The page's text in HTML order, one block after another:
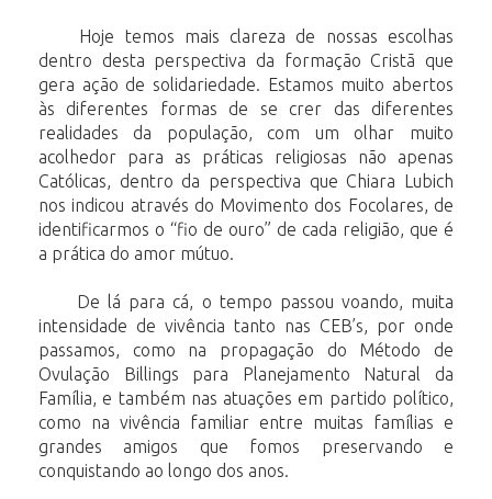
Hoje temos mais clareza de nossas escolhas
dentro desta perspectiva da formação Cristã que
gera ação de solidariedade. Estamos muito abertos
às diferentes formas de se crer das diferentes
realidades da população, com um olhar muito
acolhedor para as práticas religiosas não apenas
Católicas, dentro da perspectiva que Chiara Lubich
nos indicou através do Movimento dos Focolares, de
identificarmos o “fio de ouro” de cada religião, que é
a prática do amor mútuo.
De lá para cá, o tempo passou voando, muita
intensidade de vivência tanto nas CEB’s, por onde
passamos, como na propagação do Método de
Ovulação Billings para Planejamento Natural da
Família, e também nas atuações em partido político,
como na vivência familiar entre muitas famílias e
grandes amigos que fomos preservando e
conquistando ao longo dos anos.